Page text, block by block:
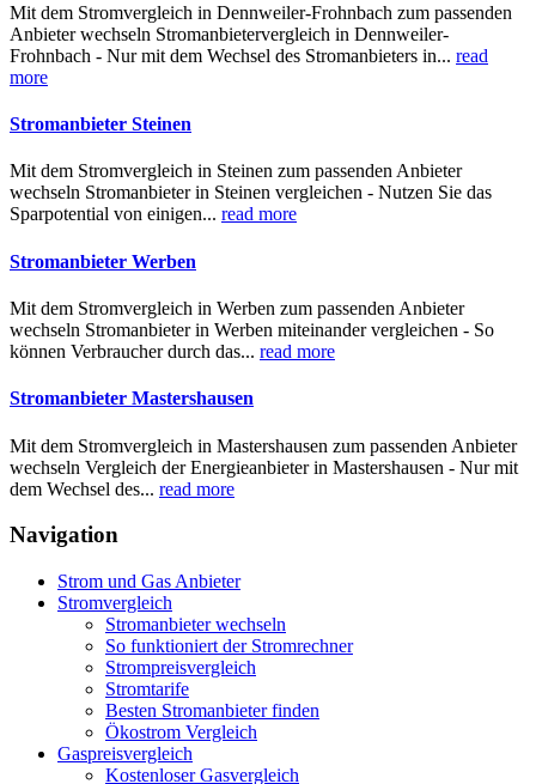
Mit dem Stromvergleich in Dennweiler-Frohnbach zum passenden
Anbieter wechseln Stromanbietervergleich in Dennweiler-
Frohnbach - Nur mit dem Wechsel des Stromanbieters in... read
more
Stromanbieter Steinen
Mit dem Stromvergleich in Steinen zum passenden Anbieter
wechseln Stromanbieter in Steinen vergleichen - Nutzen Sie das
Sparpotential von einigen... read more
Stromanbieter Werben
Mit dem Stromvergleich in Werben zum passenden Anbieter
wechseln Stromanbieter in Werben miteinander vergleichen - So
können Verbraucher durch das... read more
Stromanbieter Mastershausen
Mit dem Stromvergleich in Mastershausen zum passenden Anbieter
wechseln Vergleich der Energieanbieter in Mastershausen - Nur mit
dem Wechsel des... read more
Navigation
Strom und Gas Anbieter
Stromvergleich
Stromanbieter wechseln
So funktioniert der Stromrechner
Strompreisvergleich
Stromtarife
Besten Stromanbieter finden
Ökostrom Vergleich
Gaspreisvergleich
Kostenloser Gasvergleich